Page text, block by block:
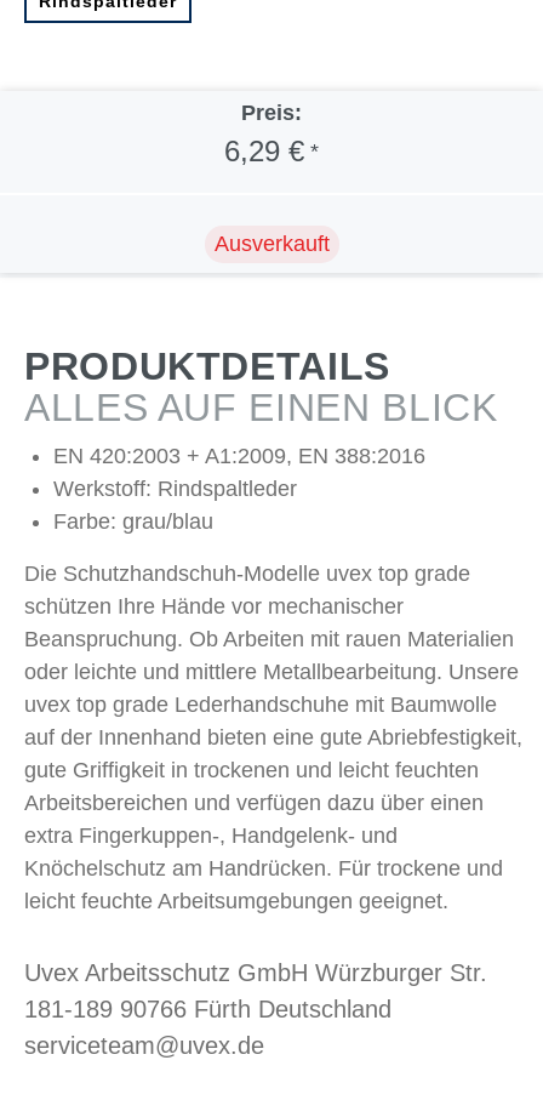
Preis:
6,29 € *
Ausverkauft
PRODUKTDETAILS
ALLES AUF EINEN BLICK
EN 420:2003 + A1:2009, EN 388:2016
Werkstoff: Rindspaltleder
Farbe: grau/blau
Die Schutzhandschuh-Modelle uvex top grade
schützen Ihre Hände vor mechanischer
Beanspruchung. Ob Arbeiten mit rauen Materialien
oder leichte und mittlere Metallbearbeitung. Unsere
uvex top grade Lederhandschuhe mit Baumwolle
auf der Innenhand bieten eine gute Abriebfestigkeit,
gute Griffigkeit in trockenen und leicht feuchten
Arbeitsbereichen und verfügen dazu über einen
extra Fingerkuppen-, Handgelenk- und
Knöchelschutz am Handrücken. Für trockene und
leicht feuchte Arbeitsumgebungen geeignet.
Uvex Arbeitsschutz GmbH Würzburger Str.
181-189 90766 Fürth Deutschland
serviceteam@uvex.de